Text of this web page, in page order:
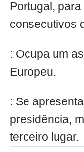
Portugal,
consecutivos
: Ocupa um
Europeu.
: Se
presidência,
terceiro lugar.